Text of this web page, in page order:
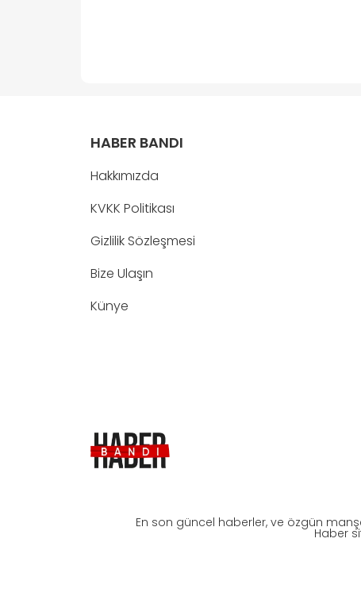
HABER BANDI
Hakkımızda
KVKK Politikası
Gizlilik Sözleşmesi
Bize Ulaşın
Künye
En son güncel haberler, ve özgün
Haber